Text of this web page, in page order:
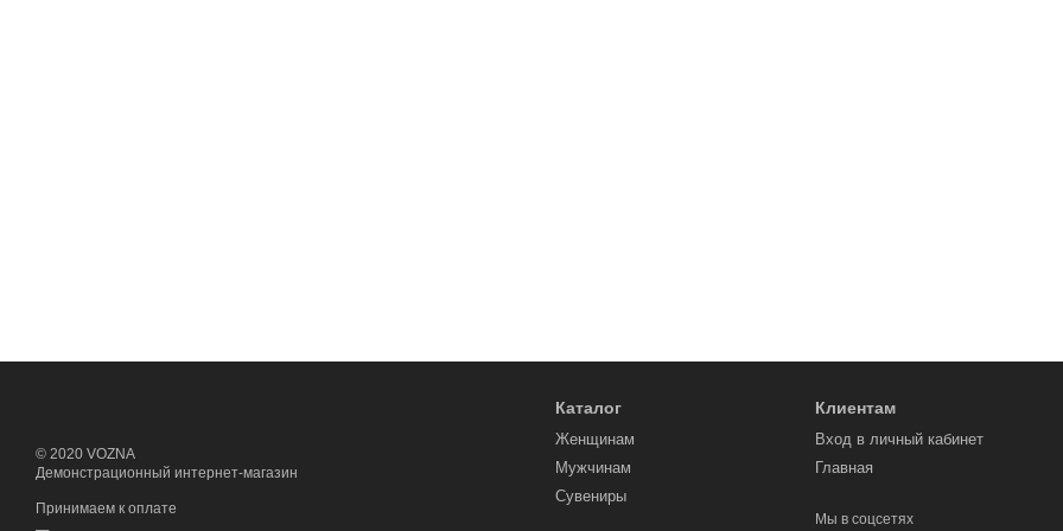
© 2020 VOZNA
Демонстрационный интернет-магазин
Принимаем к оплате
Каталог
Женщинам
Мужчинам
Сувениры
Клиентам
Вход в личный кабинет
Главная
Мы в соцсетях